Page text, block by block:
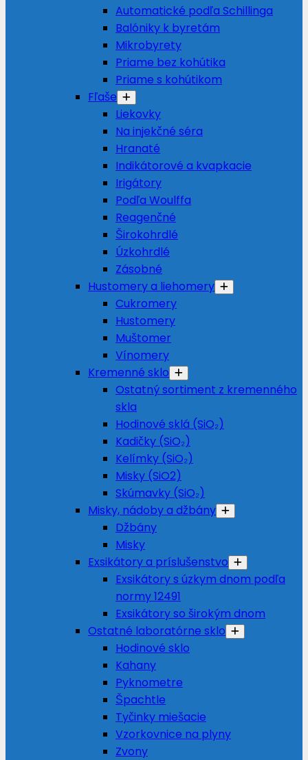
Automatické podľa Schillinga
Balóniky k byretám
Mikrobyrety
Priame bez kohútika
Priame s kohútikom
Fľaše
Liekovky
Na injekčné séra
Hranaté
Indikátorové a kvapkacie
Irigátory
Podľa Woulffa
Reagenčné
Širokohrdlé
Úzkohrdlé
Zásobné
Hustomery a liehomery
Cukromery
Hustomery
Muštomer
Vínomery
Kremenné sklo
Ostatný sortiment z kremenného
skla
Hodinové sklá (SiO₂)
Kadičky (SiO₂)
Kelímky (SiO₂)
Misky (SiO2)
Skúmavky (SiO₂)
Misky, nádoby a džbány
Džbány
Misky
Exsikátory a príslušenstvo
Exsikátory s úzkym dnom podľa
normy 12491
Exsikátory so širokým dnom
Ostatné laboratórne sklo
Hodinové sklo
Kahany
Pyknometre
Špachtle
Tyčinky miešacie
Vzorkovnice na plyny
Zvony